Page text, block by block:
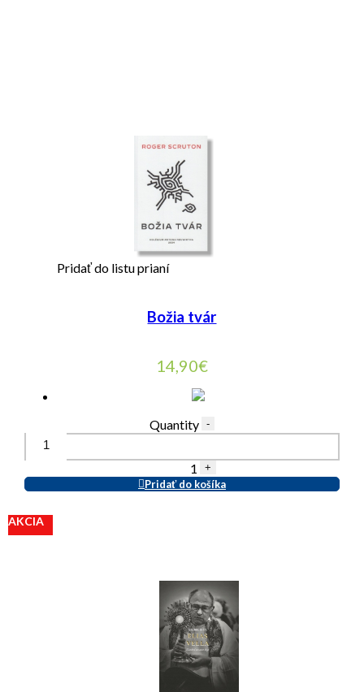
Pridať do listu prianí
Božia tvár
14,90€
Quantity -
1 +
Pridať do košíka
AKCIA